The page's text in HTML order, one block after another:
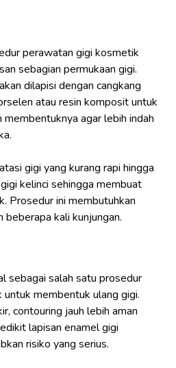
perawatan gigi kosmetik
sebagian permukaan gigi.
dilapisi dengan cangkang
atau resin komposit untuk
agar lebih indah
gigi yang kurang rapi hingga
kelinci sehingga membuat
Prosedur ini membutuhkan
kali kunjungan.
sebagai salah satu prosedur
membentuk ulang gigi.
contouring jauh lebih aman
lapisan enamel gigi
risiko yang serius.